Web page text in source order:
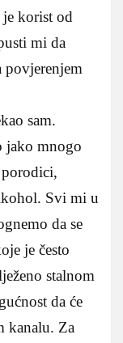
je korist od
mi da
povjerenjem
sam.
jako mnogo
Svi mi u
da se
je često
stalnom
da će
kanalu. Za